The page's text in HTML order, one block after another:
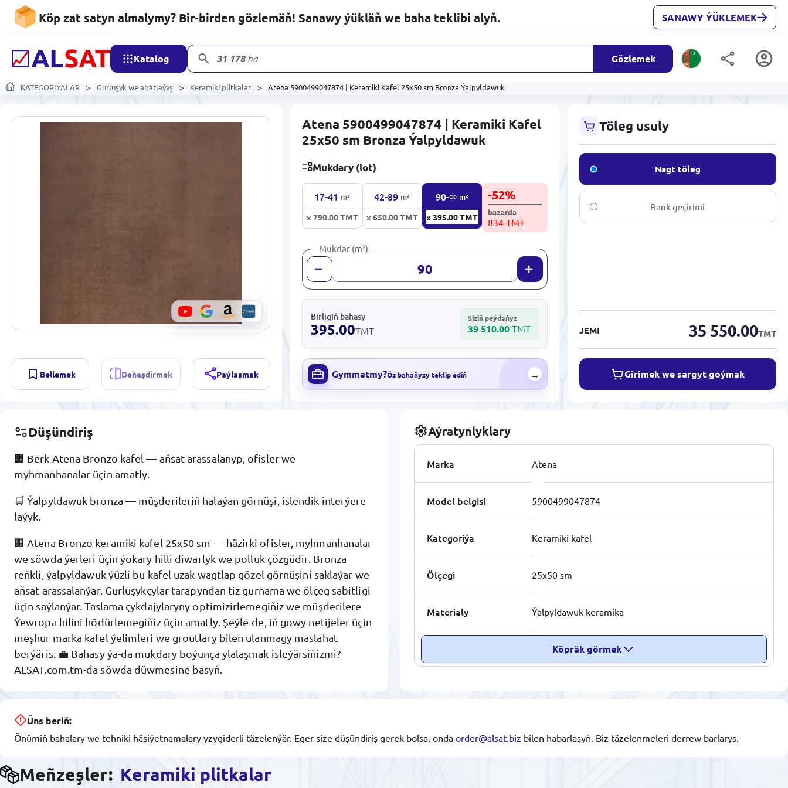
Köp zat satyn almalymy? Bir-birden gözlemäň! Sanawy ýükläň we baha teklibi alyň. SANAWY ÝÜKLEMEK
Katalog 31 178harytla Gözlemek
KATEGORIÝALAR Gurluşyk we abatlaýyş Keramiki plitkalar Atena 5900499047874 | Keramiki Kafel 25x50 sm Bronza Ýalpyldawuk
Bellemek Deňeşdirmek Paýlaşmak
Atena 5900499047874 | Keramiki Kafel
25x50 sm Bronza Ýalpyldawuk
Mukdary (lot)
17-41 m²
x 790.00TMT
42-89 m²
x 650.00TMT
90-∞ m²
x 395.00TMT
-52%
bazarda
834 TMT
Mukdar (m²)
Birligiň bahasy
395.00TMT
Siziň peýdaňyz
39 510.00 TMT
Gymmatmy?Öz bahaňyzy teklip ediň →
Töleg usuly
Nagt töleg
Bank geçirimi
JEMI 35 550.00TMT
Girimek we sargyt goýmak
Düşündiriş
🏢 Berk Atena Bronzo kafel — aňsat arassalanyp, ofisler we
myhmanhanalar üçin amatly.
🛒 Ýalpyldawuk bronza — müşderileriň halaýan görnüşi, islendik interýere
laýyk.
🏢 Atena Bronzo keramiki kafel 25x50 sm — häzirki ofisler, myhmanhanalar
we söwda ýerleri üçin ýokary hilli diwarlyk we polluk çözgüdir. Bronza
reňkli, ýalpyldawuk ýüzli bu kafel uzak wagtlap gözel görnüşini saklaýar we
aňsat arassalanýar. Gurluşykçylar tarapyndan tiz gurnama we ölçeg sabitligi
üçin saýlanýar. Taslama çykdajylaryny optimizirlemegiňiz we müşderilere
Ýewropa hilini hödürlemegiňiz üçin amatly. Şeýle-de, iň gowy netijeler üçin
meşhur marka kafel ýelimleri we groutlary bilen ulanmagy maslahat
berýäris. 💼 Bahasy ýa-da mukdary boýunça ylalaşmak isleýärsiňizmi?
ALSAT.com.tm-da söwda düwmesine basyň.
Aýratynlyklary
Marka Atena
Model belgisi 5900499047874
Kategoriýa Keramiki kafel
Ölçegi 25x50 sm
Materialy Ýalpyldawuk keramika
Köpräk görmek
Üns beriň:
Önümiň bahalary we tehniki häsiýetnamalary yzygiderli täzelenýär. Eger size düşündiriş gerek bolsa, onda order@alsat.biz bilen habarlaşyň. Biz täzelenmeleri derrew barlarys.
Meñzeşler: Keramiki plitkalar